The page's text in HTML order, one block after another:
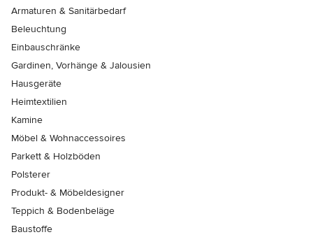
Armaturen & Sanitärbedarf
Beleuchtung
Einbauschränke
Gardinen, Vorhänge & Jalousien
Hausgeräte
Heimtextilien
Kamine
Möbel & Wohnaccessoires
Parkett & Holzböden
Polsterer
Produkt- & Möbeldesigner
Teppich & Bodenbeläge
Baustoffe